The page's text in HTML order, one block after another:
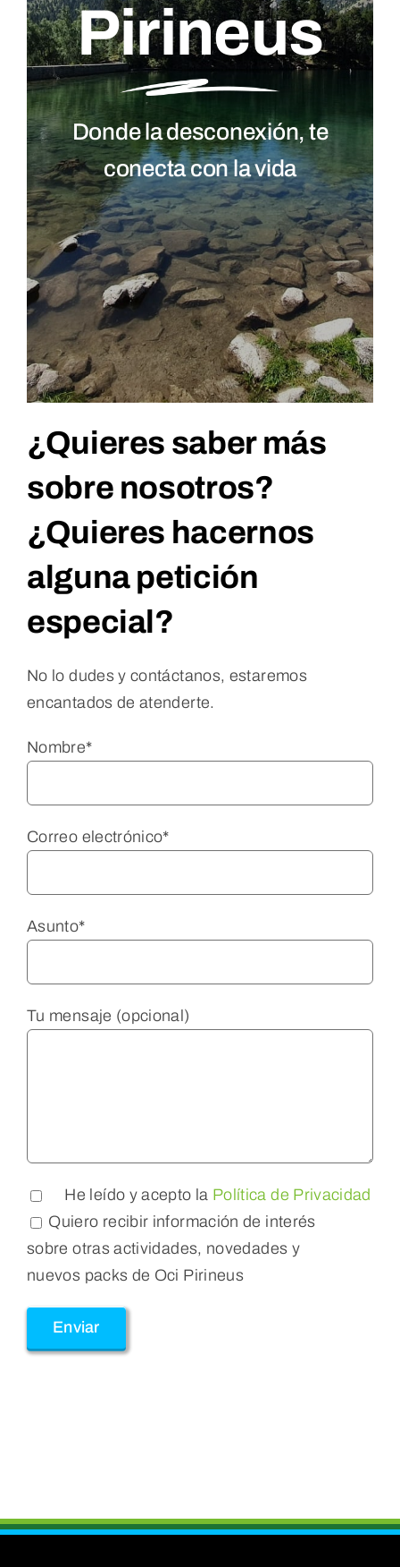
Pirineus
Donde la desconexión, te
conecta con la vida
¿Quieres saber más
sobre nosotros?
¿Quieres hacernos
alguna petición
especial?
No lo dudes y contáctanos, estaremos
encantados de atenderte.
Nombre*
Correo electrónico*
Asunto*
Tu mensaje (opcional)
He leído y acepto la Política de Privacidad
Quiero recibir información de interés
sobre otras actividades, novedades y
nuevos packs de Oci Pirineus